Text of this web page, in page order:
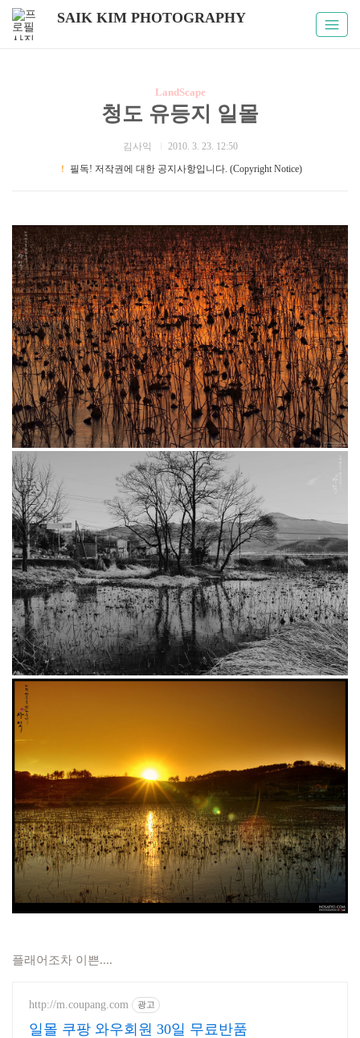
SAIK KIM PHOTOGRAPHY
LandScape
청도 유등지 일몰
김사익
2010. 3. 23. 12:50
！
필독! 저작권에 대한 공지사항입니다. (Copyright Notice)
플래어조차 이쁜....
http://m.coupang.com 광고
일몰 쿠팡 와우회원 30일 무료반품